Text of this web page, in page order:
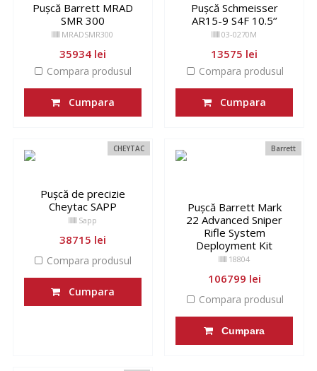
Pușcă Barrett MRAD
SMR 300
MRADSMR300
35934 lei
Compara produsul
Cumpara
Pușcă Schmeisser
AR15-9 S4F 10.5​‘’
03-0270M
13575 lei
Compara produsul
Cumpara
CHEYTAC
Pușcă de precizie
Cheytac SAPP
Sapp
38715 lei
Compara produsul
Cumpara
Barrett
Pușcă Barrett Mark
22 Advanced Sniper
Rifle System
Deployment Kit
18804
106799 lei
Compara produsul
Cumpara